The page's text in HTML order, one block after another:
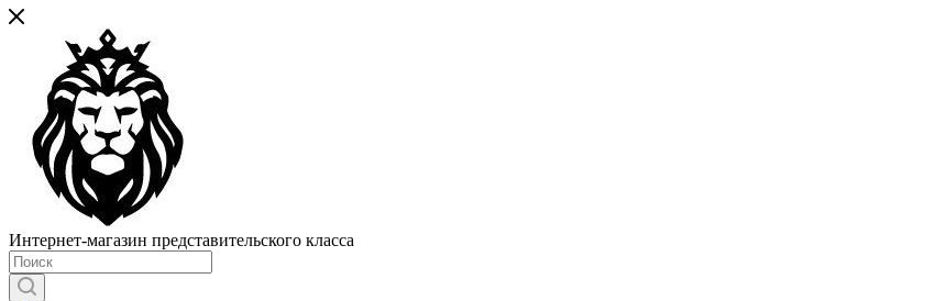
Интернет-магазин представительского класса